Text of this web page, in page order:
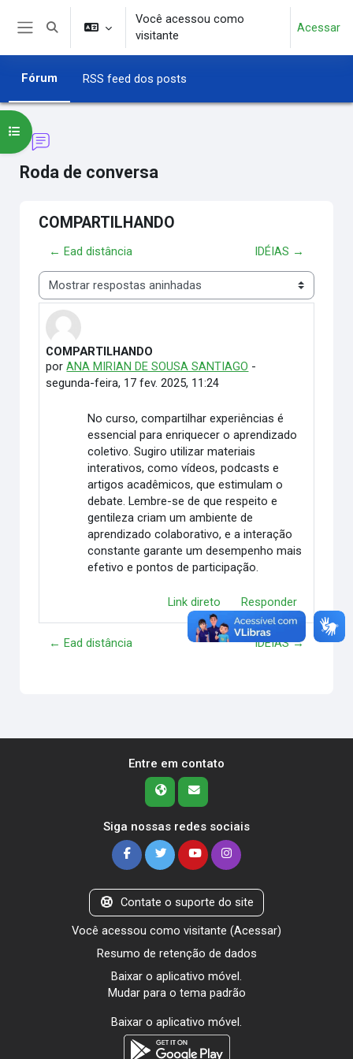
Ir para o conteúdo principal
Alternar entrada de pesquisa
Você acessou como
visitante
Acessar
Fórum RSS feed dos posts
Roda de conversa
Abrir índice do curso
COMPARTILHANDO
← Ead distância IDÉIAS →
Modo de visualização
COMPARTILHANDO
porANA MIRIAN DE SOUSA SANTIAGO -
segunda-feira, 17 fev. 2025, 11:24
Número de respostas: 0
No curso, compartilhar experiências é
essencial para enriquecer o aprendizado
coletivo. Sugiro utilizar materiais
interativos, como vídeos, podcasts e
artigos acadêmicos, que estimulam o
debate. Lembre-se de que respeito e
gentileza criam um ambiente de
aprendizado colaborativo, e a interação
constante garante um desempenho mais
efetivo e pontos de participação.
Link direto Responder
← Ead distância IDÉIAS →
Entre em contato
Siga nossas redes sociais
Contate o suporte do site
Você acessou como visitante (Acessar)
Resumo de retenção de dados
Baixar o aplicativo móvel.
Mudar para o tema padrão
Baixar o aplicativo móvel.